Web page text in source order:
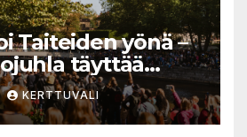
Taiteiden yönä –
täyttää
musiikilla
KERTTUVALI